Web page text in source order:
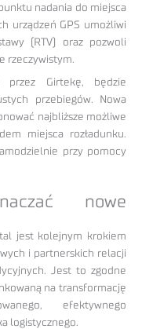
nadania do miejsca
urządzeń GPS umożliwi
(RTV) oraz pozwoli
rzeczywistym.
przez Girtekę, będzie
przebiegów. Nowa
najbliższe możliwe
miejsca rozładunku.
przy pomocy
nowe
jest kolejnym krokiem
i partnerskich relacji
Jest to zgodne
na transformację
efektywnego
logistycznego.